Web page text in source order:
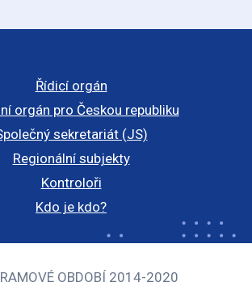
Řídicí orgán
orgán pro Českou republiku
sekretariát (JS)
Regionální subjekty
Kontroloři
Kdo je kdo?
OBDOBÍ 2014-2020